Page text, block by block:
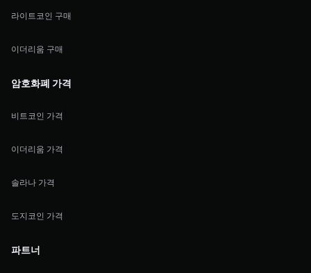
라이트코인 구매
이더리움 구매
암호화폐 가격
비트코인 가격
이더리움 가격
솔라나 가격
도지코인 가격
파트너